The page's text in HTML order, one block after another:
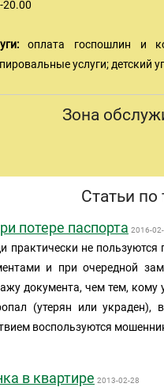
20.00
оплата госпошлин и
услуги; детский
Зона
Статьи по
потере паспорта 2016-
практически не
и при очередной
документа, чем тем, кому
(утерян или украден),
воспользуются
в квартире 2013-02-28